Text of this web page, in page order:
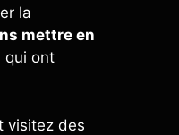
la
mettre en
qui ont
visitez des